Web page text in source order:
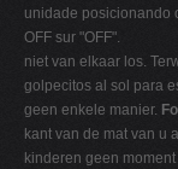
unidade posicionando
OFF sur "OFF".
niet van elkaar los.
golpecitos al sol para
geen enkele manier.
kant van de mat van u
kinderen geen